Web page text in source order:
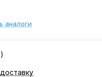
аналоги